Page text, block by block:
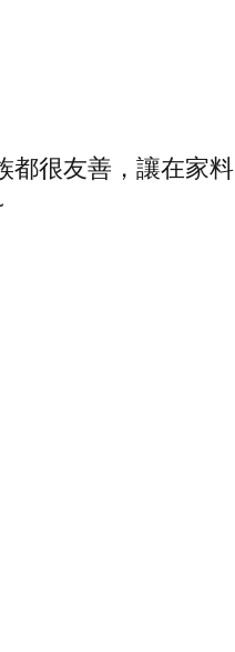
都很友善，讓在家料